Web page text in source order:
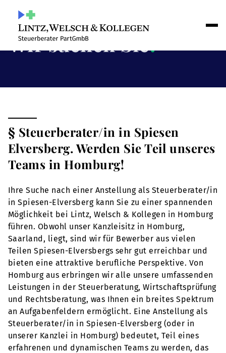
Wir suchen Sie!
§ Steuerberater/in in Spiesen
Elversberg. Werden Sie Teil unseres
Teams in Homburg!
Ihre Suche nach einer Anstellung als Steuerberater/in
in Spiesen-Elversberg kann Sie zu einer spannenden
Möglichkeit bei Lintz, Welsch & Kollegen in Homburg
führen. Obwohl unser Kanzleisitz in Homburg,
Saarland, liegt, sind wir für Bewerber aus vielen
Teilen Spiesen-Elversbergs sehr gut erreichbar und
bieten eine attraktive berufliche Perspektive. Von
Homburg aus erbringen wir alle unsere umfassenden
Leistungen in der Steuerberatung, Wirtschaftsprüfung
und Rechtsberatung, was Ihnen ein breites Spektrum
an Aufgabenfeldern ermöglicht. Eine Anstellung als
Steuerberater/in in Spiesen-Elversberg (oder in
unserer Kanzlei in Homburg) bedeutet, Teil eines
erfahrenen und dynamischen Teams zu werden, das